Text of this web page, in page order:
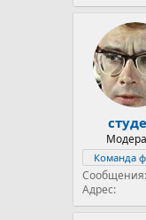
Команда
Сообщения
Адрес